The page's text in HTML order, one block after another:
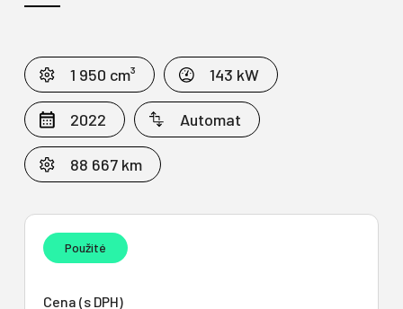
1 950 cm³ 143 kW
2022 Automat
88 667 km
Použité
Cena (s DPH)